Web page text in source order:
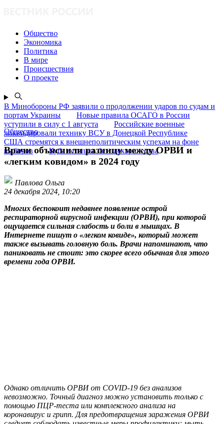
Общество
Экономика
Политика
В мире
Происшествия
О проекте
В Минобороны РФ заявили о продолжении ударов по судам и
портам Украины
Новые правила ОСАГО в России
уступили в силу с 1 августа
Российские военные
ликвидировали технику ВСУ в Донецкой Республике
США стремятся к внешнеполитическим успехам на фоне
выборов
Куба осталась без электричества
Общество
Врачи объяснили разницу между ОРВИ и
«легким ковидом» в 2024 году
Павлова Ольга
24 декабря 2024, 10:20
Многих беспокоит недавнее появление острой
респираторной вирусной инфекции (ОРВИ), при которой
ощущается сильная слабость и боли в мышцах. В
Интернете пишут о «легком ковиде», который может
также вызывать головную боль. Врачи напоминают, что
паниковать не стоит: это скорее всего обычная для этого
времени года ОРВИ.
Однако отличить ОРВИ от COVID-19 без анализов
невозможно. Точный диагноз можно установить только с
помощью ПЦР-теста или комплексного анализа на
коронавирус и грипп. Для предотвращения заражения ОРВИ